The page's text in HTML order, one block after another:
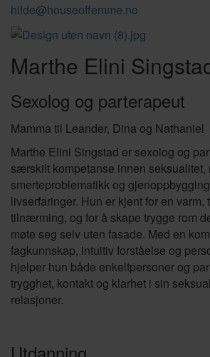
hilde@houseoffemme.no
Marthe Elini
Sexolog og parterapeut
Mamma til Leander, Dina og Nathaniel
Marthe Elini Singstad er sexolog og
særskilt kompetanse innen seksualitet,
smerteproblematikk og
livserfaringer. Hun er kjent for en
tilnærming, og for å skape trygge rom
møte seg selv uten fasade. Med en
fagkunnskap, intuitiv forståelse og
hjelper hun både enkeltpersoner og
trygghet, kontakt og klarhet i sin
relasjoner.